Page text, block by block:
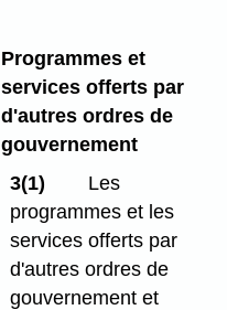
Programmes et
services offerts par
d'autres ordres de
gouvernement
3(1)
Les
programmes et les
services offerts par
d'autres ordres de
gouvernement et